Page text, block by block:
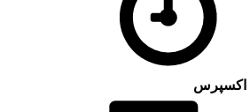
اکسپرس